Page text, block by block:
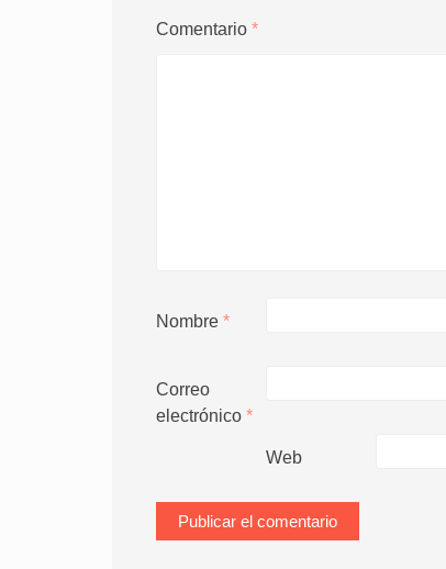
Comentario *
Nombre *
Correo
electrónico *
Web